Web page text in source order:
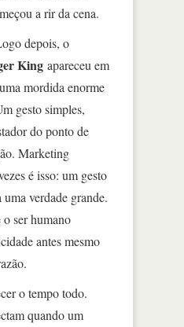
a rir da cena.
depois, o
King apareceu em
mordida enorme
gesto simples,
do ponto de
Marketing
é isso: um gesto
verdade grande.
o ser humano
antes mesmo
o tempo todo.
quando um